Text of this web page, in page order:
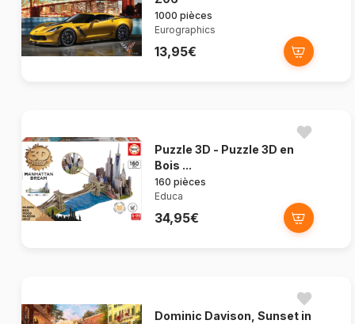
1000 pièces
Eurographics
13,95€
Puzzle 3D - Puzzle 3D en
Bois ...
160 pièces
Educa
34,95€
Dominic Davison, Sunset in